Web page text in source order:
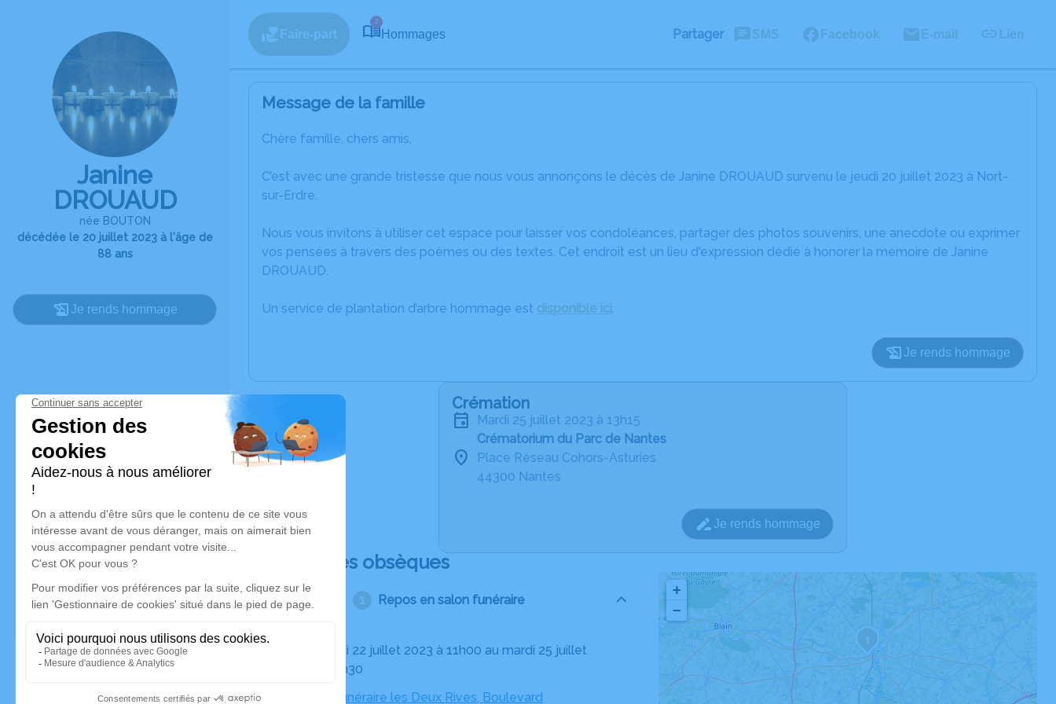
Janine
DROUAUD
née BOUTON
décédée le 20 juillet 2023 à l'âge de
88 ans
Je rends hommage
Faire-part
2
Hommages Partager SMS Facebook E-mail Lien
Message de la famille
Chère famille, chers amis,
C’est avec une grande tristesse que nous vous annonçons le décès de Janine DROUAUD survenu le jeudi 20 juillet 2023 à Nort-
sur-Erdre.
Nous vous invitons à utiliser cet espace pour laisser vos condoléances, partager des photos souvenirs, une anecdote ou exprimer
vos pensées à travers des poèmes ou des textes. Cet endroit est un lieu d'expression dédié à honorer la mémoire de Janine
DROUAUD.
Un service de plantation d’arbre hommage est disponible ici .
Je rends hommage
Crémation
mardi 25 juillet 2023 à 13h15
Crématorium du Parc de Nantes
Place Réseau Cohors-Asturies
44300 Nantes
Je rends hommage
Déroulé des obsèques
Repos en salon funéraire
2023 à 11h30
Espace Funéraire les Deux Rives, Boulevard
1
+
−